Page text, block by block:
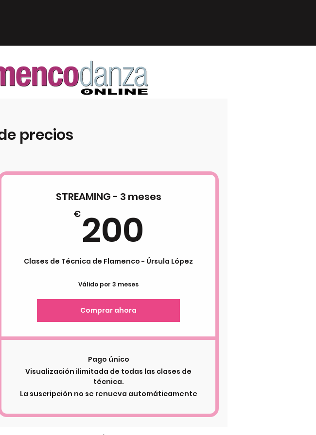
precios
STREAMING - 3 meses
€ 200
Clases de Técnica de Flamenco - Úrsula López
Válido por 3 meses
Comprar ahora
Pago único
Visualización ilimitada de todas las clases de
técnica.
La suscripción no se renueva automáticamente